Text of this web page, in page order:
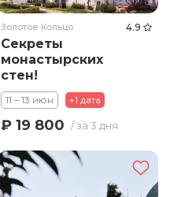
Золотое Кольцо 4.9
Секреты
монастырских
стен!
11 – 13 июн +1 дата
₽ 19 800 / за 3 дня